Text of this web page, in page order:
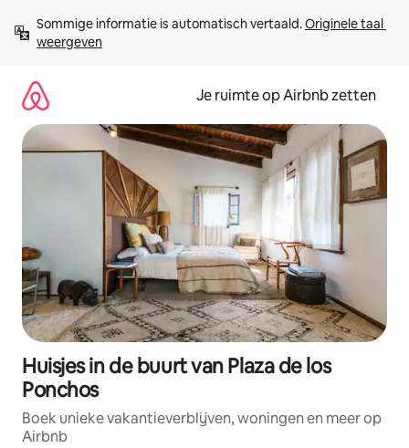
direct
naar
Sommige informatie is automatisch vertaald. Originele taal
weergeven
Je ruimte op Airbnb zetten
Huisjes in de buurt van Plaza de los
Ponchos
Boek unieke vakantieverblijven, woningen en meer op
Airbnb